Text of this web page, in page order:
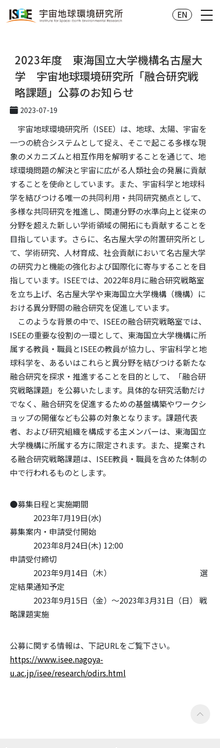
EN
2023年度 東海国立大学機構名古屋大
学 宇宙地球環境研究所「融合研究戦
略課題」公募のお知らせ
2023-07-19
宇宙地球環境研究所（ISEE）は、地球、太陽、宇宙を
一つの統合システムとして捉え、そこで起こる多様な現
象のメカニズムと相互作用を解明することを通じて、地
球環境問題の解決と宇宙に広がる人類社会の発展に貢献
することを使命としています。また、宇宙科学と地球科
学を結びつける唯一の共同利用・共同研究拠点として、
多様な共同研究を推進し、関連分野の水準向上と従来の
分野を超えた新しい学術領域の開拓にも貢献することを
目指しています。さらに、名古屋大学の附置研究所とし
て、学術研究、人材育成、社会貢献において名古屋大学
の研究力と機能の強化および国際化に寄与することを目
指しています。ISEEでは、2022年8月に融合研究戦略室
を立ち上げ、名古屋大学や東海国立大学機構（機構）に
おける異分野間の融合研究を促進しています。
このような背景の中で、ISEEの融合研究戦略室では、
ISEEの重要な役割の一環として、東海国立大学機構に所
属する教員・職員とISEEの教員が協力し、宇宙科学と地
球科学を、あるいはこれらと異分野を結びつける新たな
融合研究を探求・推進することを目的として、「融合研
究戦略課題」を公募いたします。具体的な研究活動だけ
でなく、融合研究を促進するための基盤構築やワークシ
ョップの開催なども公募の対象となります。課題代表
者、および研究組織を構成する主メンバーは、東海国立
大学機構に所属する方に限定されます。また、提案され
る融合研究戦略課題は、ISEE教員・職員を含めた体制の
中で行われるものとします。
●募集日程と実施期間
2023年7月19日(水)
募集案内・申請受付開始
2023年8月24日(木) 12:00
申請受付締切
2023年9月14日（木） 選
定結果通知予定
2023年9月15日（金）～2023年3月31日（日） 戦
略課題実施
公募に関する情報は、下記URLをご覧下さい。
https://www.isee.nagoya-
u.ac.jp/isee/research/odirs.html